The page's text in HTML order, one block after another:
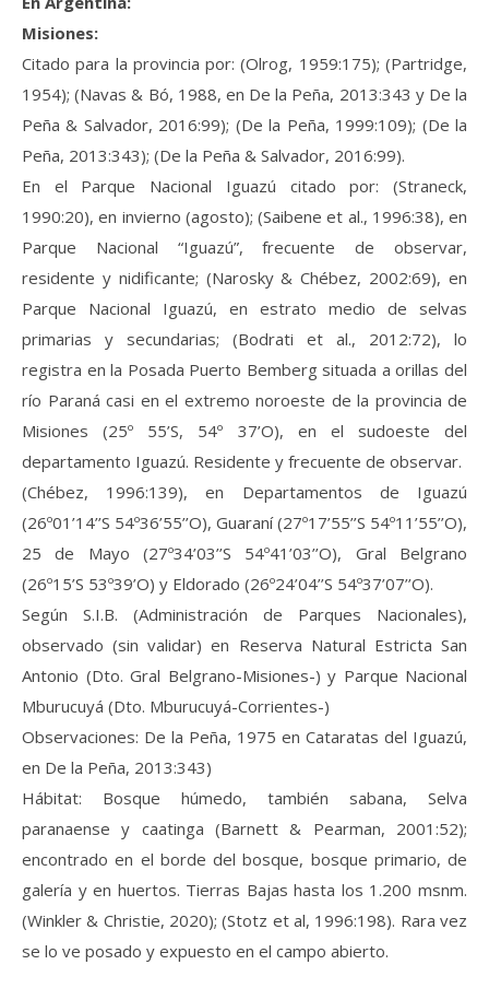
Misiones:
Citado para la provincia por: (Olrog, 1959:175); (Partridge,
1954); (Navas & Bó, 1988, en De la Peña, 2013:343 y De la
Peña & Salvador, 2016:99); (De la Peña, 1999:109); (De la
Peña, 2013:343); (De la Peña & Salvador, 2016:99).
En el Parque Nacional Iguazú citado por: (Straneck,
1990:20), en invierno (agosto); (Saibene et al., 1996:38), en
Parque Nacional “Iguazú”, frecuente de observar,
residente y nidificante; (Narosky & Chébez, 2002:69), en
Parque Nacional Iguazú, en estrato medio de selvas
primarias y secundarias; (Bodrati et al., 2012:72), lo
registra en la Posada Puerto Bemberg situada a orillas del
río Paraná casi en el extremo noroeste de la provincia de
Misiones (25º 55’S, 54º 37’O), en el sudoeste del
departamento Iguazú. Residente y frecuente de observar.
(Chébez, 1996:139), en Departamentos de Iguazú
(26º01’14’’S 54º36’55’’O), Guaraní (27º17’55’’S 54º11’55’’O),
25 de Mayo (27º34’03’’S 54º41’03’’O), Gral Belgrano
(26º15’S 53º39’O) y Eldorado (26º24’04’’S 54º37’07’’O).
Según S.I.B. (Administración de Parques Nacionales),
observado (sin validar) en Reserva Natural Estricta San
Antonio (Dto. Gral Belgrano-Misiones-) y Parque Nacional
Mburucuyá (Dto. Mburucuyá-Corrientes-)
Observaciones: De la Peña, 1975 en Cataratas del Iguazú,
en De la Peña, 2013:343)
Hábitat: Bosque húmedo, también sabana, Selva
paranaense y caatinga (Barnett & Pearman, 2001:52);
encontrado en el borde del bosque, bosque primario, de
galería y en huertos. Tierras Bajas hasta los 1.200 msnm.
(Winkler & Christie, 2020); (Stotz et al, 1996:198). Rara vez
se lo ve posado y expuesto en el campo abierto.